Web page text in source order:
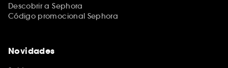
Descobrir a Sephora
Código promocional Sephora
Novidades